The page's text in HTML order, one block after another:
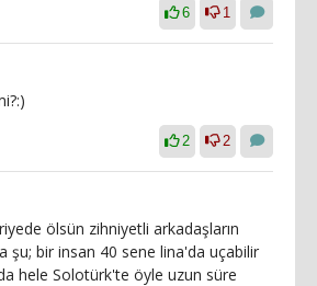
6 1
2 2
ölsün zihniyetli arkadaşların
şu; bir insan 40 sene lina'da uçabilir
hele Solotürk'te öyle uzun süre